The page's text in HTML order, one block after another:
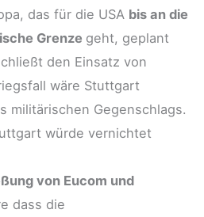
das für die USA bis an die
Grenze geht, geplant
den Einsatz von
wäre Stuttgart
militärischen Gegenschlags.
würde vernichtet
von Eucom und
dass die